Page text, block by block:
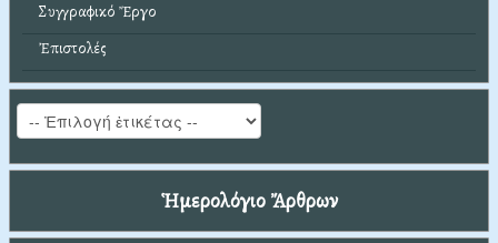
Συγγραφικό Ἔργο
Ἐπιστολές
Ἡμερολόγιο Ἄρθρων